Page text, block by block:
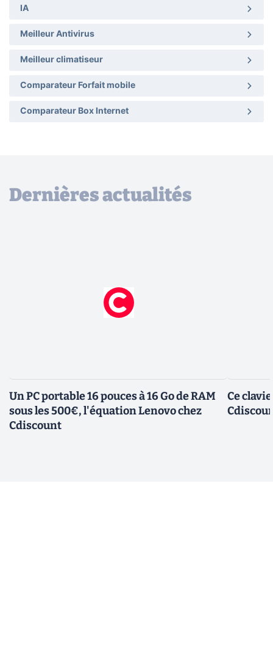
IA
Meilleur Antivirus
Meilleur climatiseur
Comparateur Forfait mobile
Comparateur Box Internet
Dernières actualités
Un PC portable 16 pouces à 16 Go de RAM
sous les 500€, l'équation Lenovo chez
Cdiscount
Ce